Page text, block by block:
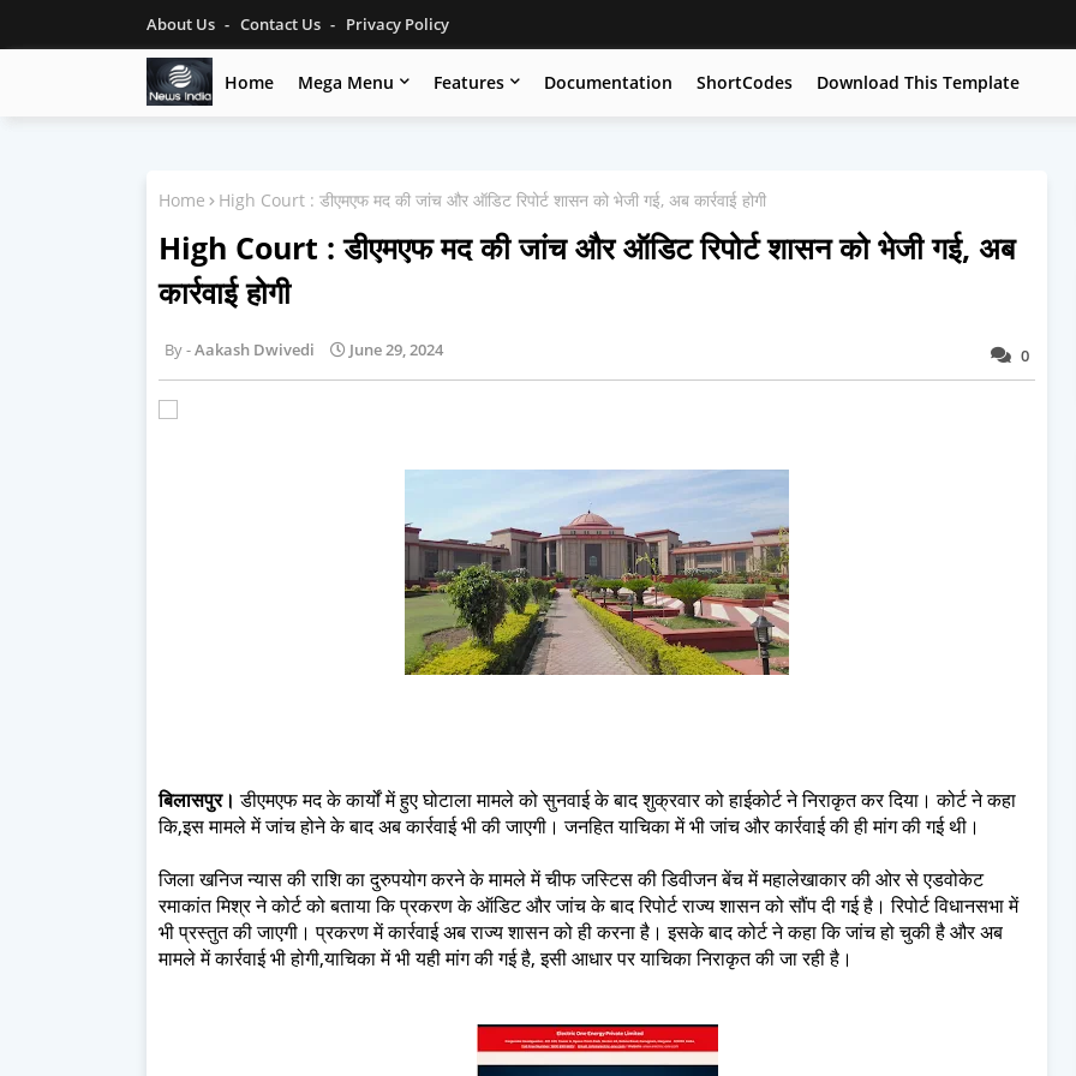
About Us Contact Us Privacy Policy
Home Mega Menu Features Documentation ShortCodes Download This Template
Home High Court : डीएमएफ मद की जांच और ऑडिट रिपोर्ट शासन को भेजी गई, अब कार्रवाई होगी
High Court : डीएमएफ मद की जांच और ऑडिट रिपोर्ट शासन को भेजी गई, अब
कार्रवाई होगी
0
Aakash Dwivedi June 29, 2024
बिलासपुर।डीएमएफ मद के कार्यों में हुए घोटाला मामले को सुनवाई के बाद शुक्रवार को हाईकोर्ट ने निराकृत कर दिया। कोर्ट ने कहा
कि,इस मामले में जांच होने के बाद अब कार्रवाई भी की जाएगी। जनहित याचिका में भी जांच और कार्रवाई की ही मांग की गई थी।
जिला खनिज न्यास की राशि का दुरुपयोग करने के मामले में चीफ जस्टिस की डिवीजन बेंच में महालेखाकार की ओर से एडवोकेट
रमाकांत मिश्र ने कोर्ट को बताया कि प्रकरण के ऑडिट और जांच के बाद रिपोर्ट राज्य शासन को सौंप दी गई है। रिपोर्ट विधानसभा में
भी प्रस्तुत की जाएगी। प्रकरण में कार्रवाई अब राज्य शासन को ही करना है। इसके बाद कोर्ट ने कहा कि जांच हो चुकी है और अब
मामले में कार्रवाई भी होगी,याचिका में भी यही मांग की गई है, इसी आधार पर याचिका निराकृत की जा रही है।